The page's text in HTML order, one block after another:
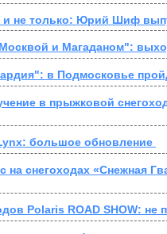
и не только: Юрий Шиф
и Магаданом":
в Подмосковье
в прыжковой
большое обновление
на снегоходах «Снежная
Polaris ROAD SHOW: не